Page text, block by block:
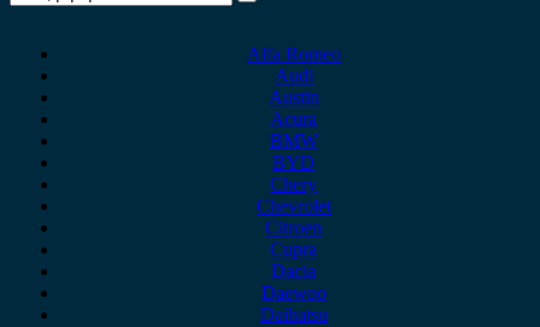
Alfa Romeo
Audi
Austin
Acura
BMW
BYD
Chery
Chevrolet
Citroen
Cupra
Dacia
Daewoo
Daihatsu